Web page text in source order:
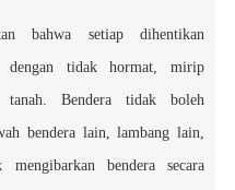
bahwa setiap dihentikan
dengan tidak hormat, mirip
tanah. Bendera tidak boleh
bendera lain, lambang lain,
bendera secara